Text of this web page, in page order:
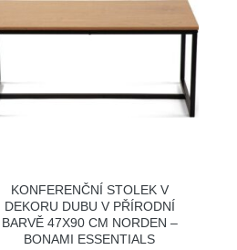
KONFERENČNÍ STOLEK V
DEKORU DUBU V PŘÍRODNÍ
BARVĚ 47X90 CM NORDEN –
BONAMI ESSENTIALS